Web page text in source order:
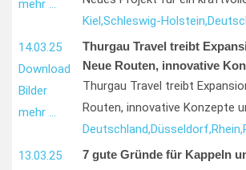
mehr …
Kiel,Schleswig-Holstein,
14.03.25
Download
Bilder
mehr …
Thurgau Travel treibt
Neue Routen, innovative
Thurgau Travel treibt
Routen, innovative Konzepte
Deutschland,Düsseldorf,Rhein,
13.03.25
7 gute Gründe für Kappeln